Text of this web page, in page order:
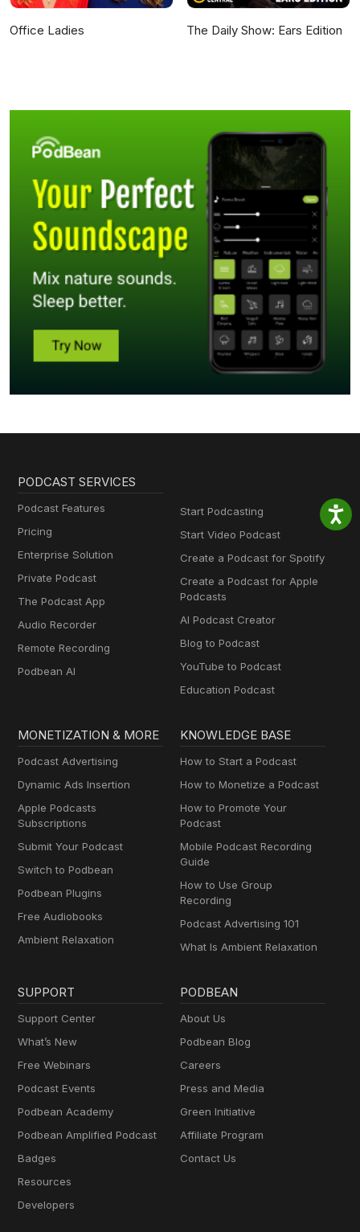
Office Ladies The Daily Show: Ears Edition
PODCAST SERVICES
Podcast Features
Pricing
Enterprise Solution
Private Podcast
The Podcast App
Audio Recorder
Remote Recording
Podbean AI
Start Podcasting
Start Video Podcast
Create a Podcast for Spotify
Create a Podcast for Apple
Podcasts
AI Podcast Creator
Blog to Podcast
YouTube to Podcast
Education Podcast
MONETIZATION & MORE
Podcast Advertising
Dynamic Ads Insertion
Apple Podcasts
Subscriptions
Submit Your Podcast
Switch to Podbean
Podbean Plugins
Free Audiobooks
Ambient Relaxation
KNOWLEDGE BASE
How to Start a Podcast
How to Monetize a Podcast
How to Promote Your
Podcast
Mobile Podcast Recording
Guide
How to Use Group
Recording
Podcast Advertising 101
What Is Ambient Relaxation
SUPPORT
Support Center
What’s New
Free Webinars
Podcast Events
Podbean Academy
Podbean Amplified Podcast
Badges
Resources
Developers
PODBEAN
About Us
Podbean Blog
Careers
Press and Media
Green Initiative
Affiliate Program
Contact Us